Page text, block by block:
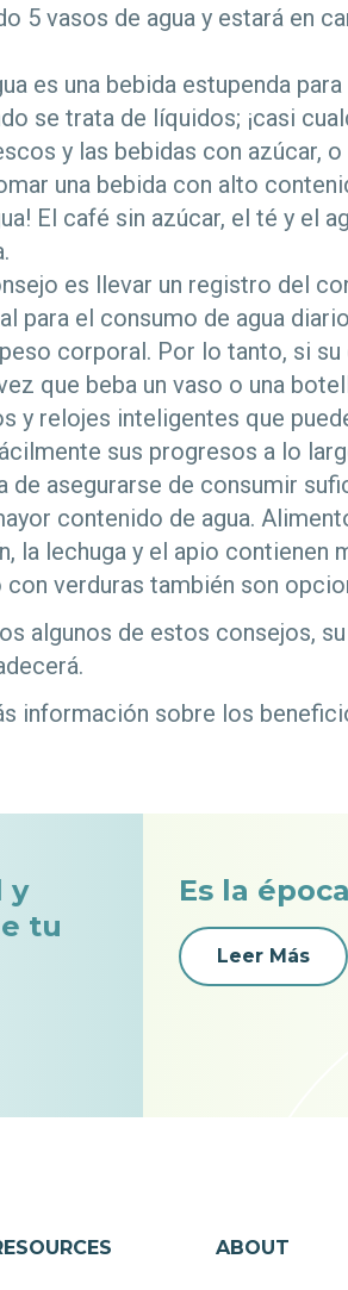
5 vasos de agua y estará en
es una bebida estupenda
se trata de líquidos; ¡casi
y las bebidas con azúcar,
una bebida con alto
El café sin azúcar, el té y el
es llevar un registro del
para el consumo de agua
corporal. Por lo tanto, si
que beba un vaso o una
y relojes inteligentes que
sus progresos a lo
de asegurarse de consumir
contenido de agua.
la lechuga y el apio contienen
verduras también son
algunos de estos consejos,
información sobre los
y
tu
Es la
Leer Más
ABOUT